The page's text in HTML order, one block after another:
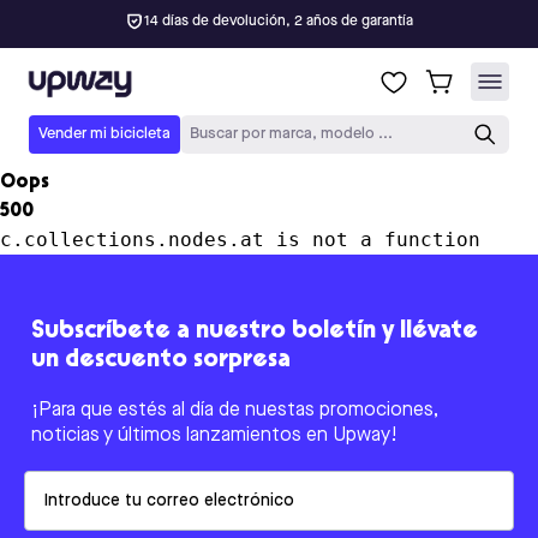
14 días de devolución, 2 años de garantía
Upway
Vender mi bicicleta Buscar por marca, modelo ...
Oops
500
c.collections.nodes.at is not a function
Subscríbete a nuestro boletín y llévate
un descuento sorpresa
¡Para que estés al día de nuestas promociones,
noticias y últimos lanzamientos en Upway!